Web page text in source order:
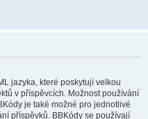
jazyka, které poskytují velkou
v příspěvcích. Možnost používání
je také možné pro jednotlivé
příspěvků. BBKódy se používají